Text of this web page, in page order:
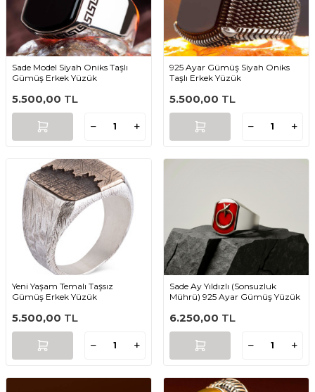
Sade Model Siyah Oniks Taşlı
Gümüş Erkek Yüzük
5.500,00 TL
925 Ayar Gümüş Siyah Oniks
Taşlı Erkek Yüzük
5.500,00 TL
Yeni Yaşam Temalı Taşsız
Gümüş Erkek Yüzük
5.500,00 TL
Sade Ay Yıldızlı (Sonsuzluk
Mührü) 925 Ayar Gümüş Yüzük
6.250,00 TL